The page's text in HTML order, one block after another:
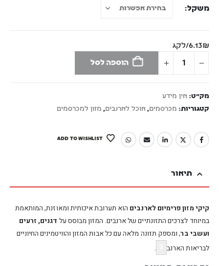
משקל
6.13₪/לקג
הוספה לסל
מק"ט: אין מידע
קטגוריות: מכרסמים, אוכל לארנבים, מזון למכרסמים
ADD TO WISHLIST
תיאור
קיקי מזון פרימיום לארנבים הוא תערובת איכותית ומאוזנת, המותאמת
במיוחד לצרכים התזונתיים של ארנבים. המזון מבוסס על דגנים, זרעים
ועשבי בר, ומספק תזונה מלאה עם כל אבות המזון והוויטמינים החיוניים
לבריאות הארנב
.